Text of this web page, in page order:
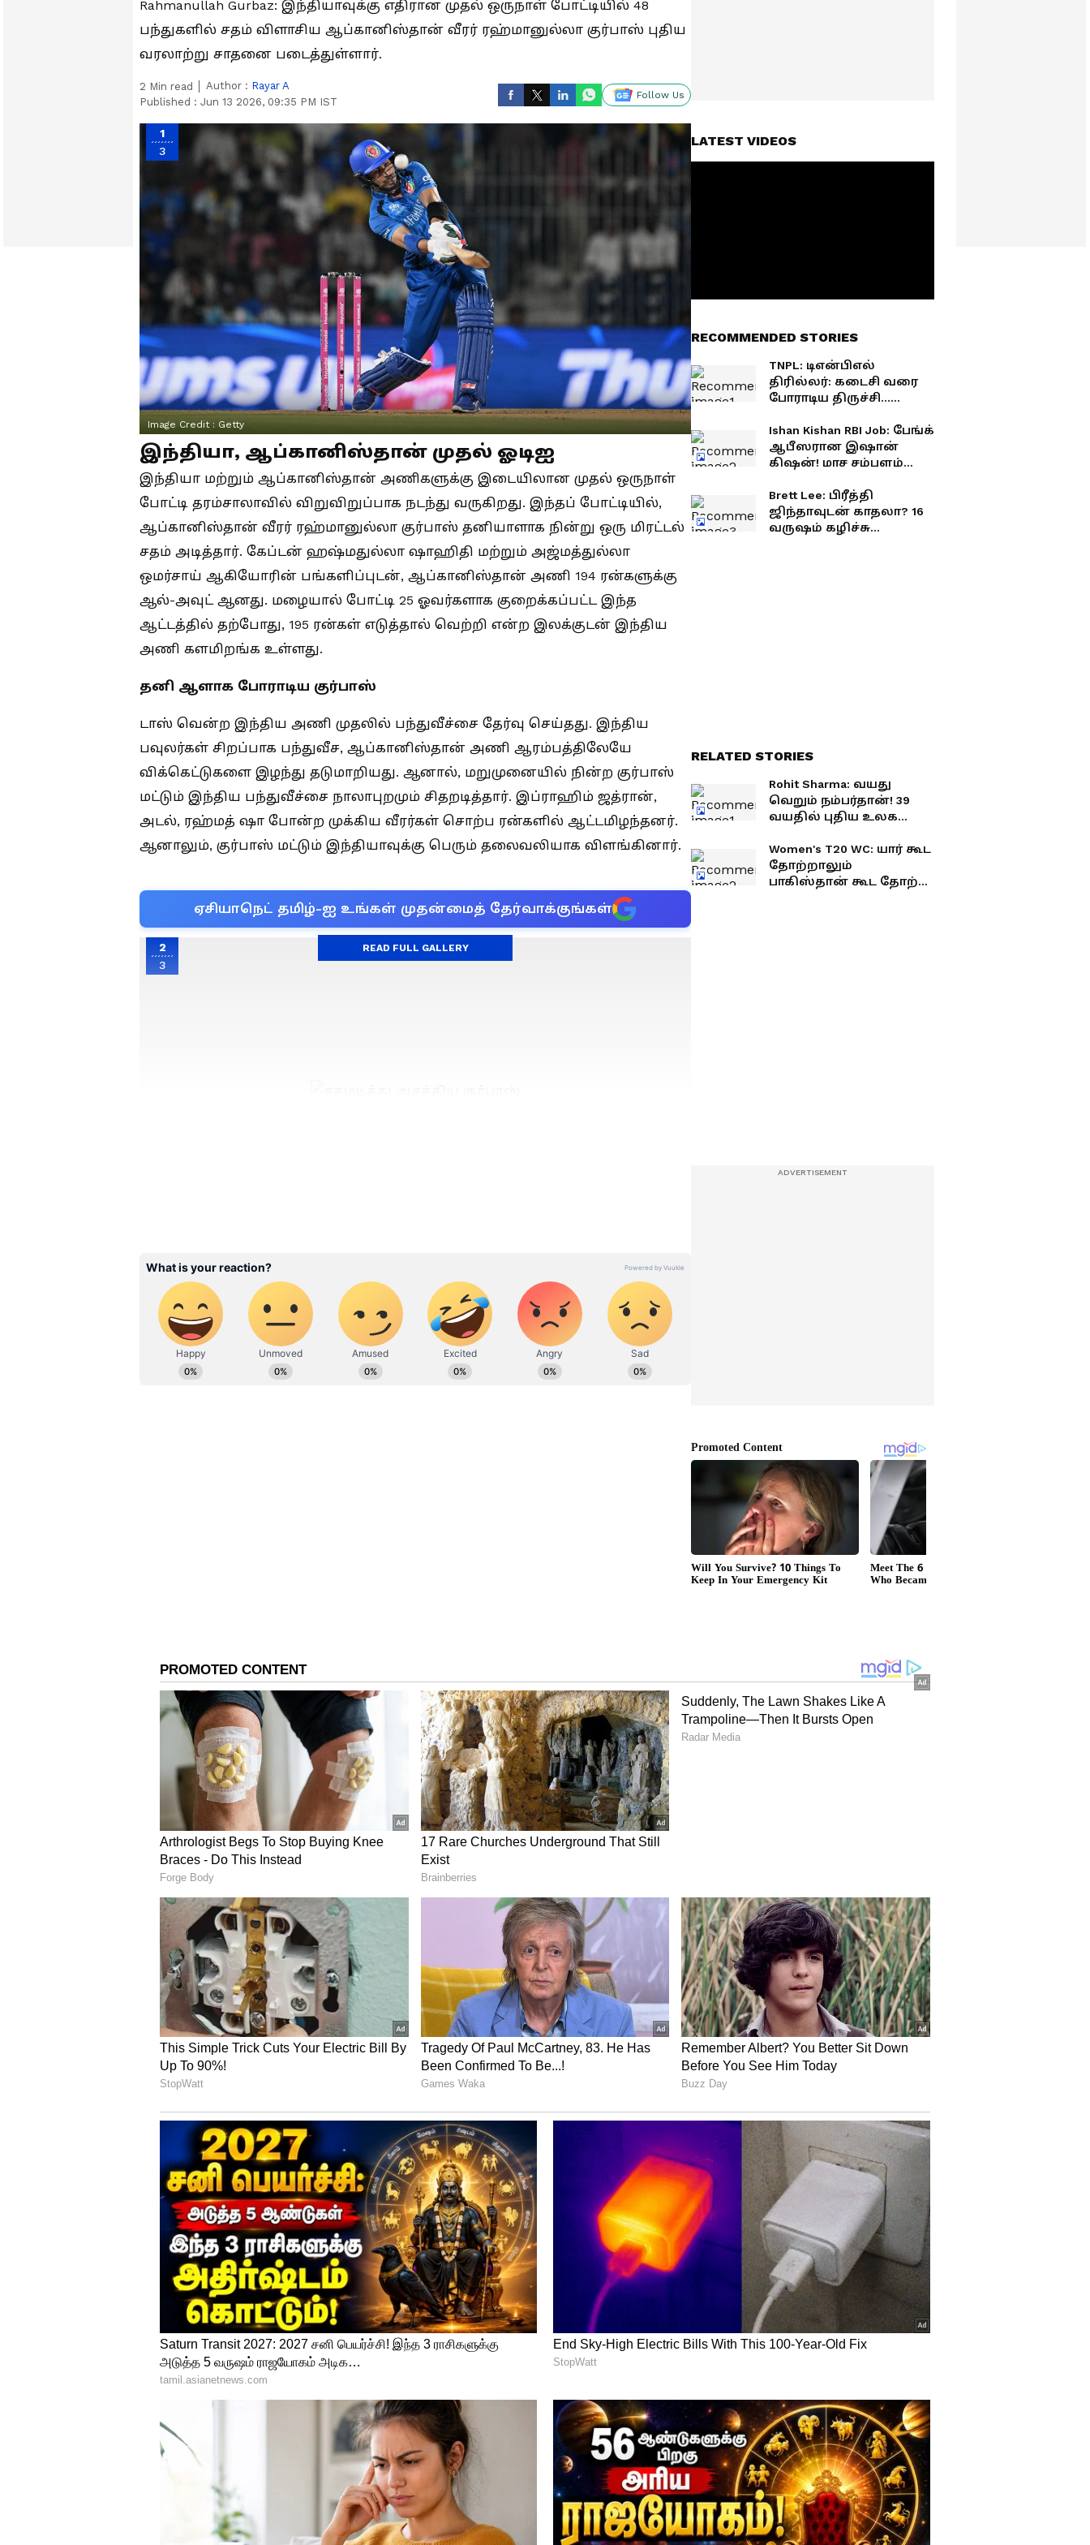
Rahmanullah Gurbaz: இந்தியாவுக்கு எதிரான முதல் ஒருநாள் போட்டியில் 48
பந்துகளில் சதம் விளாசிய ஆப்கானிஸ்தான் வீரர் ரஹ்மானுல்லா குர்பாஸ் புதிய
வரலாற்று சாதனை படைத்துள்ளார்.
2 Min read Author : Rayar A
Published : Jun 13 2026, 09:35 PM IST
Follow Us
1
3
Image Credit : Getty
இந்தியா, ஆப்கானிஸ்தான் முதல் ஓடிஐ
இந்தியா மற்றும் ஆப்கானிஸ்தான் அணிகளுக்கு இடையிலான முதல் ஒருநாள்
போட்டி தரம்சாலாவில் விறுவிறுப்பாக நடந்து வருகிறது. இந்தப் போட்டியில்,
ஆப்கானிஸ்தான் வீரர் ரஹ்மானுல்லா குர்பாஸ் தனியாளாக நின்று ஒரு மிரட்டல்
சதம் அடித்தார். கேப்டன் ஹஷ்மதுல்லா ஷாஹிதி மற்றும் அஜ்மத்துல்லா
ஒமர்சாய் ஆகியோரின் பங்களிப்புடன், ஆப்கானிஸ்தான் அணி 194 ரன்களுக்கு
ஆல்-அவுட் ஆனது. மழையால் போட்டி 25 ஓவர்களாக குறைக்கப்பட்ட இந்த
ஆட்டத்தில் தற்போது, 195 ரன்கள் எடுத்தால் வெற்றி என்ற இலக்குடன் இந்திய
அணி களமிறங்க உள்ளது.
தனி ஆளாக போராடிய குர்பாஸ்
டாஸ் வென்ற இந்திய அணி முதலில் பந்துவீச்சை தேர்வு செய்தது. இந்திய
பவுலர்கள் சிறப்பாக பந்துவீச, ஆப்கானிஸ்தான் அணி ஆரம்பத்திலேயே
விக்கெட்டுகளை இழந்து தடுமாறியது. ஆனால், மறுமுனையில் நின்ற குர்பாஸ்
மட்டும் இந்திய பந்துவீச்சை நாலாபுறமும் சிதறடித்தார். இப்ராஹிம் ஜத்ரான்,
அடல், ரஹ்மத் ஷா போன்ற முக்கிய வீரர்கள் சொற்ப ரன்களில் ஆட்டமிழந்தனர்.
ஆனாலும், குர்பாஸ் மட்டும் இந்தியாவுக்கு பெரும் தலைவலியாக விளங்கினார்.
ஏசியாநெட் தமிழ்-ஐ உங்கள் முதன்மைத் தேர்வாக்குங்கள்
2
3
சதமடித்து அசத்திய குர்பாஸ்
தொடர்ந்து அதிரடியாக ஆடிய குர்பாஸ், ஒரு கட்டத்தில் சதம் அடித்து அசத்தினார்.
அவர் வெறும் 51 பந்துகளில் 8 பவுண்டரிகள் மற்றும் 8 சிக்ஸர்களுடன் 102
ரன்களை விளாசினார். அவரது ஸ்ட்ரைக் ரேட் 200 ஆக இருந்தது. குர்பாஸைத்
தவிர, கேப்டன் ஹஷ்மதுல்லா ஷாஹிதி 27 ரன்களும், அஜ்மத்துல்லா ஒமர்சாய் 27
Image Credit :X
குர்பாஸின் அசாத்திய சாதனை
ஒருநாள் போட்டிகளில் அதிவேக சதம் அடித்த வீரர் என்ற வரலாற்று சாதனையை
படைத்துள்ளார். இதற்கு முன்பு, 2010-ல் ஸ்காட்லாந்துக்கு எதிராக முகமது ஷஷாத்
மற்றும் 2012-ல் நெதர்லாந்துக்கு எதிராக கரீம் சாதிக் ஆகியோர் 72 பந்துகளில்
சதம் அடித்ததே ஆப்கானிஸ்தான் அணியின் அதிவேக ஒருநாள் சதமாக
இருந்தது.
அந்த 14 ஆண்டுகால சாதனையை குர்பாஸ் தற்போது தகர்த்துள்ளார். குர்பாஸின்
இந்த மிரட்டலான இன்னிங்ஸ் ஆப்கானிஸ்தான் சாதனை மட்டுமன்றி,
ஒட்டுமொத்த ஒருநாள் கிரிக்கெட் வரலாற்றிலேயே இந்திய அணிக்கு எதிராக
அடிக்கப்பட்ட இரண்டாவது அதிவேக சதமாக பதிவாகியுள்ளது.
ஷாகித் அப்ரிடிக்கு அடுத்த இடம்
கடந்த 2005-ஆம் ஆண்டு கான்பூரில் நடந்த போட்டியில் இந்தியாவின்
பந்துவீச்சை சிதறடித்து பாகிஸ்தான் வீரர் ஷாஹித் அப்ரிடி 45 பந்துகளில்
சதமடித்ததே இன்றும் முதலிடத்தில் உள்ளது. அதற்கு அடுத்தபடியாக, 2013-ல்
ஆஸ்திரேலியாவின் ஜேம்ஸ் ஃபாக்னர் மற்றும் 2015-ல் தென்னாப்பிரிக்காவின்
ஏபி டி வில்லியர்ஸ் ஆகியோர் இந்தியாவுக்கு எதிராக 57 பந்துகளில் அடித்த
சதங்களை முறியடித்து, தற்போது குர்பாஸ் (48 பந்துகள்) இரண்டாவது இடத்தைப்
READ FULL GALLERY
LATEST VIDEOS
RECOMMENDED STORIES
TNPL: டிஎன்பிஎல்
திரில்லர்: கடைசி வரை
போராடிய திருச்சி...
மதுரை!
Ishan Kishan RBI Job: பேங்க்
ஆபீஸரான இஷான்
கிஷன்! மாச சம்பளம்
Brett Lee: பிரீத்தி
ஜிந்தாவுடன் காதலா? 16
வருஷம் கழிச்சு
RELATED STORIES
Rohit Sharma: வயது
வெறும் நம்பர்தான்! 39
வயதில் புதிய உலக
சர்மா!
Women's T20 WC: யார் கூட
தோற்றாலும்
பாகிஸ்தான் கூட தோற்க